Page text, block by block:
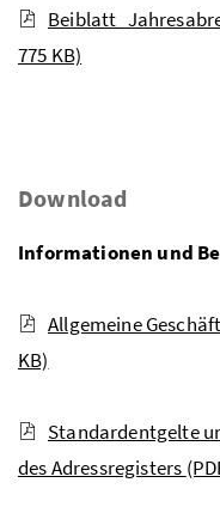
775 KB)
Download
Informationen und
Allgemeine
KB)
Standardentgelte
des Adressregisters